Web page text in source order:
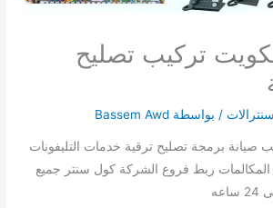
تركيب تصليح
/ بواسطة Bassem Awd
صيانة برمجة تصليح ترقية خدمات التليفونات
المكالمات ربط فروع الشركة كول سنتر جميع